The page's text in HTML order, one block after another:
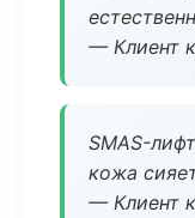
— Клиент
SMAS-
кожа
— Клиент